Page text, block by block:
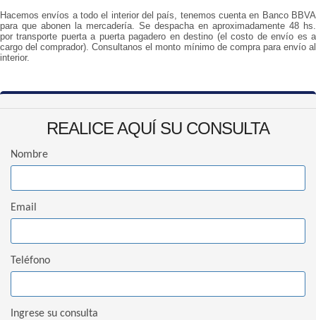
Hacemos envíos a todo el interior del país, tenemos cuenta en Banco BBVA
para que abonen la mercadería. Se despacha en aproximadamente 48 hs.
por transporte puerta a puerta pagadero en destino (el costo de envío es a
cargo del comprador). Consultanos el monto mínimo de compra para envío al
interior.
REALICE AQUÍ SU CONSULTA
Nombre
Email
Teléfono
Ingrese su consulta